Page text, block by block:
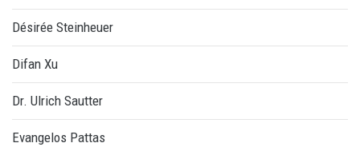
Désirée Steinheuer
Difan Xu
Dr. Ulrich Sautter
Evangelos Pattas